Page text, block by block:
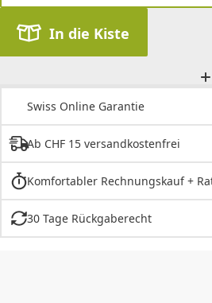
In die Kiste
Swiss Online Garantie
Ab CHF 15 versandkostenfrei
Komfortabler Rechnungskauf +
30 Tage Rückgaberecht